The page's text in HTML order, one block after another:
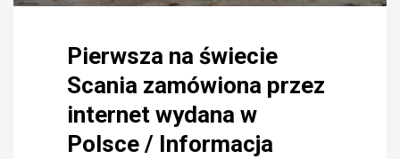
Pierwsza na świecie
Scania zamówiona przez
internet wydana w
Polsce / Informacja